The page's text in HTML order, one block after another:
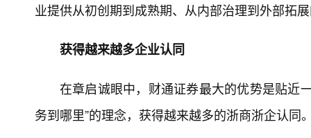
业提供从初创期到成熟期、从内部治理到外部拓
获得越来越多企业认同
在章启诚眼中，财通证券最大的优势是贴近
务到哪里”的理念，获得越来越多的浙商浙企认同